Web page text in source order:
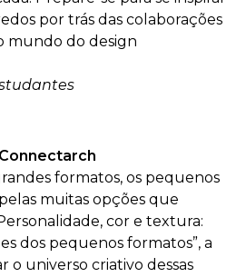
por trás das colaborações
mundo do design
formatos, os pequenos
muitas opções que
cor e textura:
dos pequenos formatos”, a
o universo criativo dessas